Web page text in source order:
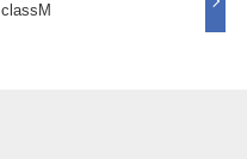
classM